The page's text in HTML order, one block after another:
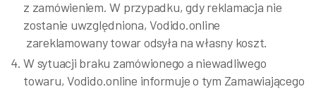
z zamówieniem. W przypadku, gdy reklamacja nie
zostanie uwzględniona, Vodido.online
zareklamowany towar odsyła na własny koszt.
W sytuacji braku zamówionego a niewadliwego
towaru, Vodido.online informuje o tym Zamawiającego